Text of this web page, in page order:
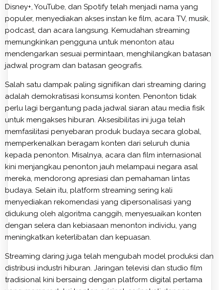
Disney+, YouTube, dan Spotify telah menjadi nama yang
populer, menyediakan akses instan ke film, acara TV, musik,
podcast, dan acara langsung. Kemudahan streaming
memungkinkan pengguna untuk menonton atau
mendengarkan sesuai permintaan, menghilangkan batasan
jadwal program dan batasan geografis.
Salah satu dampak paling signifikan dari streaming daring
adalah demokratisasi konsumsi konten. Penonton tidak
perlu lagi bergantung pada jadwal siaran atau media fisik
untuk mengakses hiburan. Aksesibilitas ini juga telah
memfasilitasi penyebaran produk budaya secara global,
memperkenalkan beragam konten dari seluruh dunia
kepada penonton. Misalnya, acara dan film internasional
kini menjangkau penonton jauh melampaui negara asal
mereka, mendorong apresiasi dan pemahaman lintas
budaya. Selain itu, platform streaming sering kali
menyediakan rekomendasi yang dipersonalisasi yang
didukung oleh algoritma canggih, menyesuaikan konten
dengan selera dan kebiasaan menonton individu, yang
meningkatkan keterlibatan dan kepuasan.
Streaming daring juga telah mengubah model produksi dan
distribusi industri hiburan. Jaringan televisi dan studio film
tradisional kini bersaing dengan platform digital pertama